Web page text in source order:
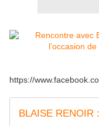
https://